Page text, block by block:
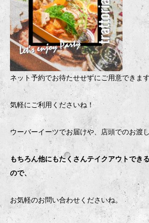
ネット予約でお待たせせずにご用意できます
気軽にご利用くださいね！
ウーバーイーツでお届けや、店頭でのお渡
もちろん他にもたくさんテイクアウトでき
ので、
お気軽のお問い合わせくださいね。